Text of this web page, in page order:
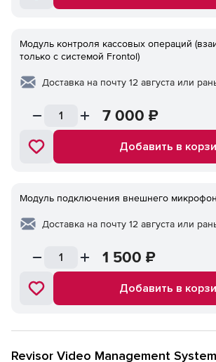
Модуль контроля кассовых операций
только с системой Frontol)
Доставка на почту 12 августа или
7 000 ₽
Добавить в
Модуль подключения внешнего
Доставка на почту 12 августа или
1 500 ₽
Добавить в
Revisor Video Management